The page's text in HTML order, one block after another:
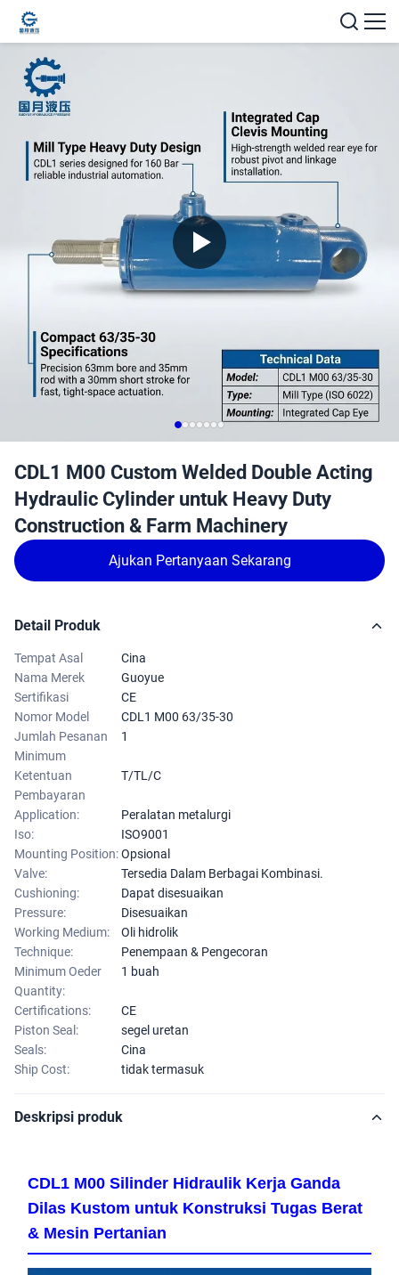
CDL1 M00 Custom Welded Double Acting
Hydraulic Cylinder untuk Heavy Duty
Construction & Farm Machinery
Ajukan Pertanyaan Sekarang
Detail Produk
Tempat Asal
Cina
Nama Merek
Guoyue
Sertifikasi
CE
Nomor Model
CDL1 M00 63/35-30
Jumlah Pesanan
Minimum
1
Ketentuan
Pembayaran
T/TL/C
Application:
Peralatan metalurgi
Iso:
ISO9001
Mounting Position:Opsional
Valve:
Tersedia Dalam Berbagai Kombinasi.
Cushioning:
Dapat disesuaikan
Pressure:
Disesuaikan
Working Medium:
Oli hidrolik
Technique:
Penempaan & Pengecoran
Minimum Oeder
Quantity:
1 buah
Certifications:
CE
Piston Seal:
segel uretan
Seals:
Cina
Ship Cost:
tidak termasuk
Deskripsi produk
CDL1 M00 Silinder Hidraulik Kerja Ganda
Dilas Kustom untuk Konstruksi Tugas Berat
& Mesin Pertanian